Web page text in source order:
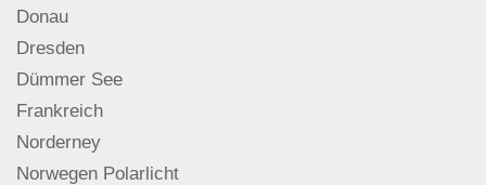
Donau
Dresden
Dümmer See
Frankreich
Norderney
Norwegen Polarlicht